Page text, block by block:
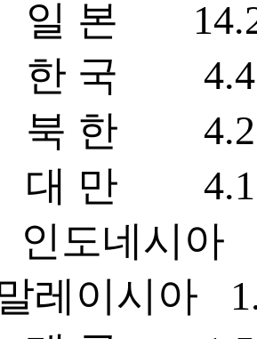
14.2
4.4
한
4.1
인도네
이시아